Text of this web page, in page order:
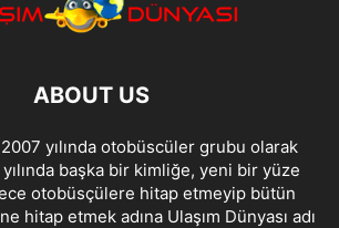
ABOUT US
2007 yılında otobüscüler grubu olarak
başka bir kimliğe, yeni bir yüze
otobüsçülere hitap etmeyip bütün
hitap etmek adına Ulaşım Dünyası adı